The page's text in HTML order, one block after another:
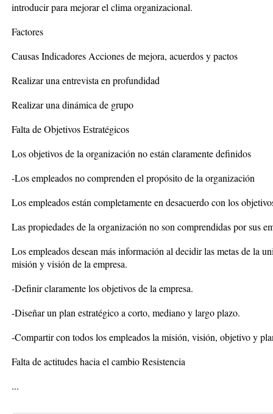
introducir para mejorar el clima organizacional.
Factores
Causas Indicadores Acciones de mejora, acuerdos y pactos
Realizar una entrevista en profundidad
Realizar una dinámica de grupo
Falta de Objetivos Estratégicos
Los objetivos de la organización no están claramente definidos
-Los empleados no comprenden el propósito de la organización
Los empleados están completamente en desacuerdo con los
Las propiedades de la organización no son comprendidas por sus
Los empleados desean más información al decidir las metas de la
misión y visión de la empresa.
-Definir claramente los objetivos de la empresa.
-Diseñar un plan estratégico a corto, mediano y largo plazo.
-Compartir con todos los empleados la misión, visión, objetivo y
Falta de actitudes hacia el cambio Resistencia
...